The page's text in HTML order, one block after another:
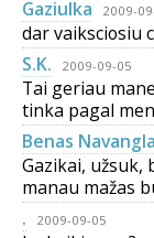
Gaziulka
2009-
dar vaiksciosiu
S.K.
2009-09-05
Tai geriau
tinka pagal
Benas
Gazikai,
manau mažas
.
2009-09-05